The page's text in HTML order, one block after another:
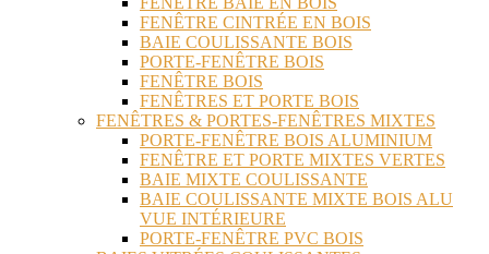
FENÊTRE CINTRÉE EN BOIS
BAIE COULISSANTE BOIS
PORTE-FENÊTRE BOIS
FENÊTRE BOIS
FENÊTRES ET PORTE BOIS
FENÊTRES & PORTES-FENÊTRES MIXTES
PORTE-FENÊTRE BOIS ALUMINIUM
FENÊTRE ET PORTE MIXTES VERTES
BAIE MIXTE COULISSANTE
BAIE COULISSANTE MIXTE BOIS ALU
VUE INTÉRIEURE
PORTE-FENÊTRE PVC BOIS